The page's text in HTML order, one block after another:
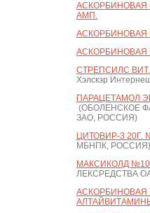
АСКОРБИНОВАЯ
АМП.
АСКОРБИНОВАЯ
АСКОРБИНОВАЯ
СТРЕПСИЛС
Хэлскэр
ПАРАЦЕТАМОЛ
(ОБОЛЕНСКОЕ
ЗАО, РОССИЯ)
ЦИТОВИР-3 20Г.
МБНПК, РОССИЯ)
МАКСИКОЛД
ЛЕКСРЕДСТВА
АСКОРБИНОВАЯ